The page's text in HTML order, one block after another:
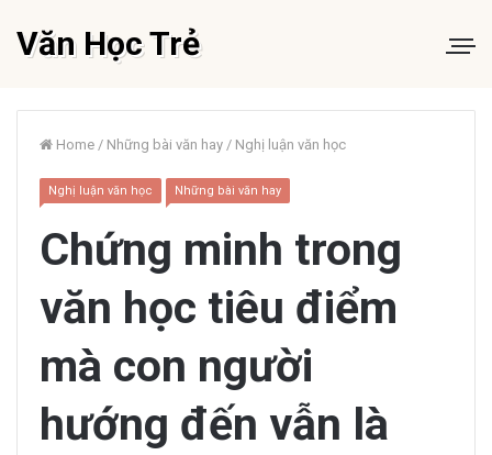
Văn Học Trẻ
Home / Những bài văn hay / Nghị luận văn học
Nghị luận văn học Những bài văn hay
Chứng minh trong
văn học tiêu điểm
mà con người
hướng đến vẫn là